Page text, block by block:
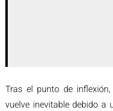
Tras el punto de
vuelve inevitable debido a